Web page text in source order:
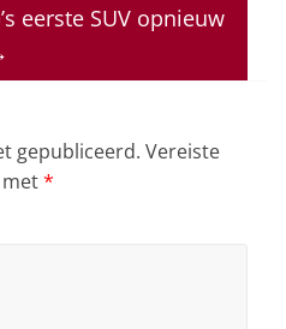
s
eerste SUV opnieuw
gepubliceerd. Vereiste
*